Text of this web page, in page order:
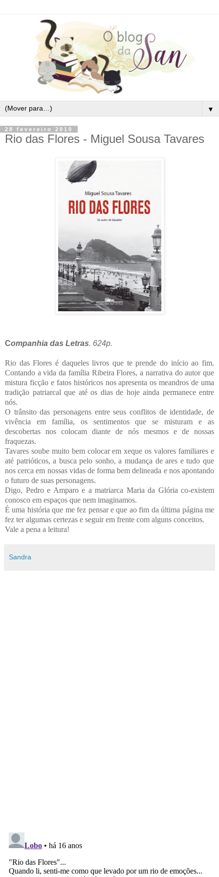
▼
28 fevereiro 2010
Rio das Flores - Miguel Sousa Tavares
Companhia das Letras. 624p.
Rio das Flores é daqueles livros que te prende do início ao fim.
Contando a vida da família Ribeira Flores, a narrativa do autor que
mistura ficção e fatos históricos nos apresenta os meandros de uma
tradição patriarcal que até os dias de hoje ainda permanece entre
nós.
O trânsito das personagens entre seus conflitos de identidade, de
vivência em família, os sentimentos que se misturam e as
descobertas nos colocam diante de nós mesmos e de nossas
fraquezas.
Tavares soube muito bem colocar em xeque os valores familiares e
até patrióticos, a busca pelo sonho, a mudança de ares e tudo que
nos cerca em nossas vidas de forma bem delineada e nos apontando
o futuro de suas personagens.
Digo, Pedro e Amparo e a matriarca Maria da Glória co-existem
conosco em espaços que nem imaginamos.
É uma história que me fez pensar e que ao fim da última página me
fez ter algumas certezas e seguir em frente com alguns conceitos.
Vale a pena a leitura!
Sandra